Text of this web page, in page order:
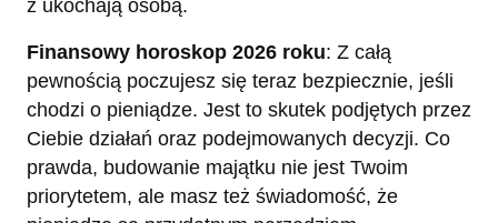
z ukochają osobą.
Finansowy horoskop 2026 roku: Z całą
pewnością poczujesz się teraz bezpiecznie, jeśli
chodzi o pieniądze. Jest to skutek podjętych przez
Ciebie działań oraz podejmowanych decyzji. Co
prawda, budowanie majątku nie jest Twoim
priorytetem, ale masz też świadomość, że